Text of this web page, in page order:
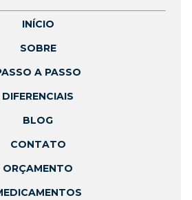
INÍCIO
SOBRE
A PASSO
DIFERENCIAIS
BLOG
CONTATO
ORÇAMENTO